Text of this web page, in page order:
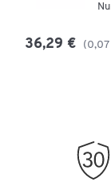
36,29 €